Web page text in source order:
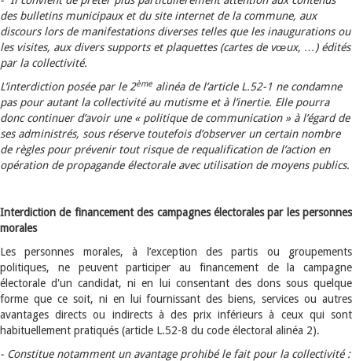
des bulletins municipaux et du site internet de la commune, aux
discours lors de manifestations diverses telles que les inaugurations ou
les visites, aux divers supports et plaquettes (cartes de vœux, …) édités
par la collectivité.
L’interdiction posée par le 2ème alinéa de l’article L.52-1 ne condamne
pas pour autant la collectivité au mutisme et à l’inertie. Elle pourra
donc continuer d’avoir une « politique de communication » à l’égard de
ses administrés, sous réserve toutefois d’observer un certain nombre
de règles pour prévenir tout risque de requalification de l’action en
opération de propagande électorale avec utilisation de moyens publics.
Interdiction de financement des campagnes électorales par les personnes
morales
Les personnes morales, à l’exception des partis ou groupements
politiques, ne peuvent participer au financement de la campagne
électorale d'un candidat, ni en lui consentant des dons sous quelque
forme que ce soit, ni en lui fournissant des biens, services ou autres
avantages directs ou indirects à des prix inférieurs à ceux qui sont
habituellement pratiqués (article L.52-8 du code électoral alinéa 2).
- Constitue notamment un avantage prohibé le fait pour la collectivité :